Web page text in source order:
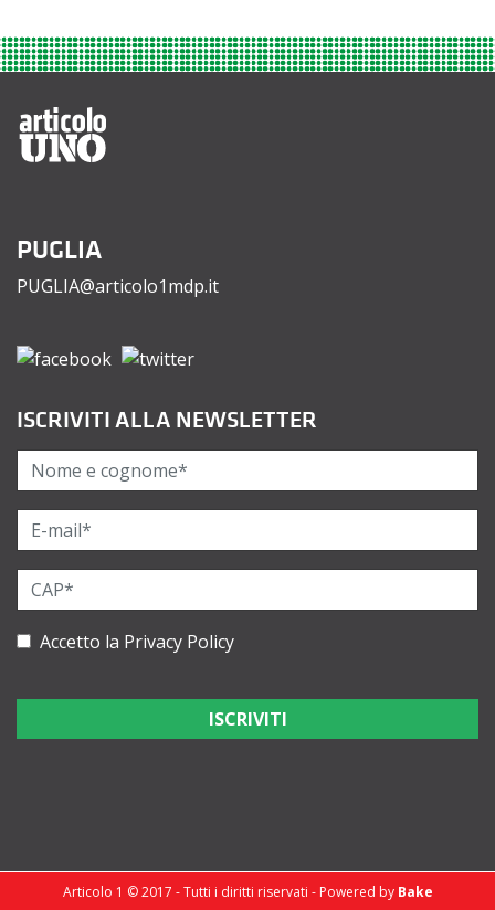
PUGLIA
PUGLIA@articolo1mdp.it
ISCRIVITI ALLA NEWSLETTER
Accetto la Privacy Policy
Articolo 1 © 2017 - Tutti i diritti riservati - Powered by Bake